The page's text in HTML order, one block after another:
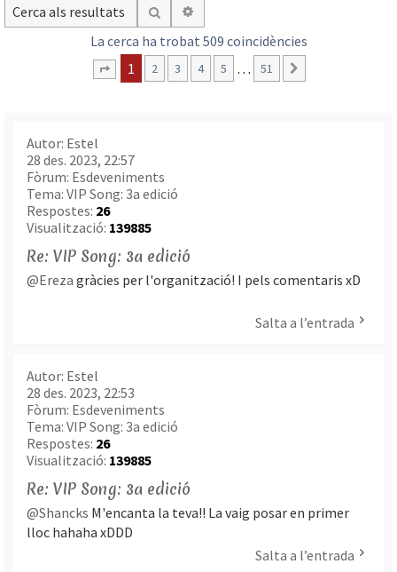
Cerca
La cerca ha trobat 509 coincidències
Pàgina 1 de51
1 2 3 4 5 … 51
Autor: Estel
28 des. 2023, 22:57
Fòrum: Esdeveniments
Tema: VIP Song: 3a edició
Respostes: 26
Visualització: 139885
Re: VIP Song: 3a edició
@Ereza gràcies per l'organització! I pels comentaris xD
Salta a l’entrada
Autor: Estel
28 des. 2023, 22:53
Fòrum: Esdeveniments
Tema: VIP Song: 3a edició
Respostes: 26
Visualització: 139885
Re: VIP Song: 3a edició
@Shancks M'encanta la teva!! La vaig posar en primer
lloc hahaha xDDD
Salta a l’entrada